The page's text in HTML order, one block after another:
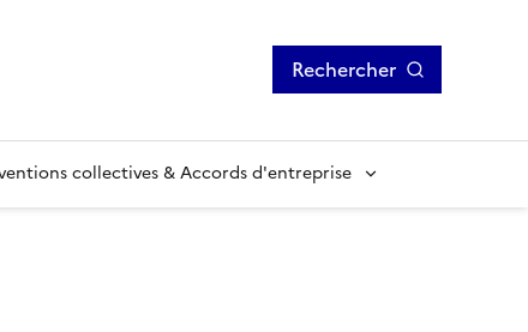
Rechercher
collectives & Accords d'entreprise